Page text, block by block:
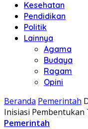
Kesehatan
Pendidikan
Politik
Lainnya
Agama
Budaya
Ragam
Opini
Beranda Pemerintah
Inisiasi Pembentukan
Pemerintah